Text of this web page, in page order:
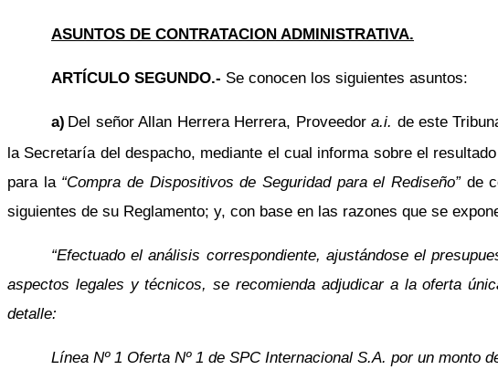
ASUNTOS DE CONTRATACION ADMINISTRATIVA.
ARTÍCULO SEGUNDO.- Se conocen los siguientes asuntos:
a) Del señor Allan Herrera Herrera, Proveedora.i. de este
la Secretaría del despacho, mediante el cual informa sobre el
para la “Compra de Dispositivos de Seguridad para el Rediseño”de
siguientes de su Reglamento; y, con base en las razones que se
“Efectuado el análisis correspondiente, ajustándose el
aspectos legales y técnicos, se recomienda adjudicar a la oferta
detalle:
Línea Nº 1 Oferta Nº 1 de SPC Internacional S.A. por un monto